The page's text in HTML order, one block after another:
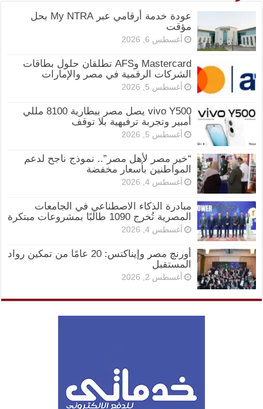
عودة خدمة أرقامي عبر My NTRA بحل
مؤقت
أغسطس 6, 2026
Mastercard وAFS تطلقان حلول بطاقات
الشركات الرقمية في مصر والإمارات
أغسطس 5, 2026
vivo Y500 يصل مصر ببطارية 8100 مللي
أمبير وتجربة ترفيهية بلا توقف
أغسطس 5, 2026
“خير مصر لأهل مصر”.. نموذج ناجح لدعم
المواطنين بأسعار مخفضة
أغسطس 4, 2026
مبادرة الذكاء الاصطناعي في الجامعات
المصرية تُخرج 1090 طالبًا بمشروعات مبتكرة
أغسطس 4, 2026
أورنچ مصر وإيناكتس: 20 عامًا من تمكين رواد
المستقبل
أغسطس 2, 2026